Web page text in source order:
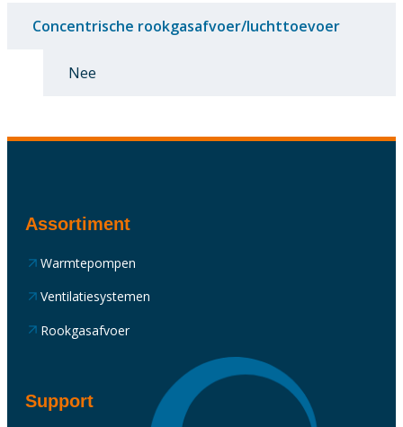
Concentrische rookgasafvoer/luchttoevoer
Nee
Assortiment
Warmtepompen
Ventilatiesystemen
Rookgasafvoer
Support